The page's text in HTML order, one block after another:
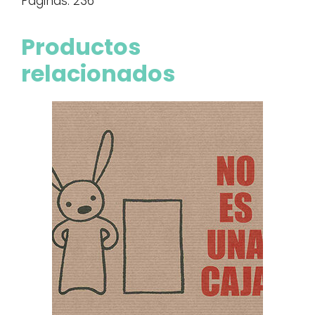
Productos
relacionados